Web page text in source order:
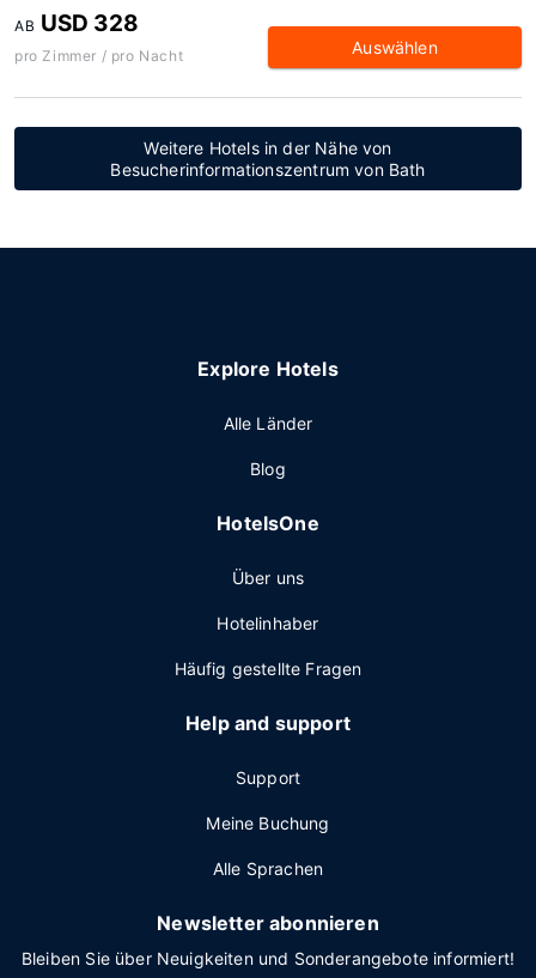
AB USD 328
pro Zimmer / pro Nacht Auswählen
Weitere Hotels in der Nähe von
Besucherinformationszentrum von Bath
Explore Hotels
Alle Länder
Blog
HotelsOne
Über uns
Hotelinhaber
Häufig gestellte Fragen
Help and support
Support
Meine Buchung
Alle Sprachen
Newsletter abonnieren
Bleiben Sie über Neuigkeiten und Sonderangebote informiert!